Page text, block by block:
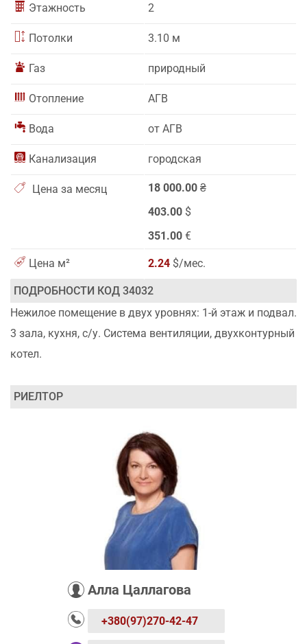
Этажность 2
Потолки 3.10 м
Газ природный
Отопление АГВ
Вода от АГВ
Канализация городская
Цена за месяц 18 000.00 ₴
403.00 $
351.00 €
Цена м² 2.24 $/мес.
ПОДРОБНОСТИ КОД 34032
Нежилое помещение в двух уровнях: 1-й этаж и подвал.
3 зала, кухня, с/у. Система вентиляции, двухконтурный
котел.
РИЕЛТОР
Алла Цаллагова
+380(97)270-42-47